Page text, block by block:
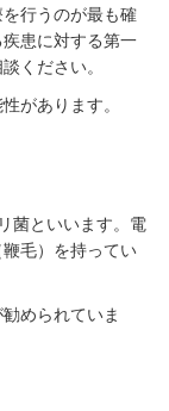
行うのが最も確
患に対する第一
ください。
があります。
菌といいます。電
毛）を持ってい
められていま